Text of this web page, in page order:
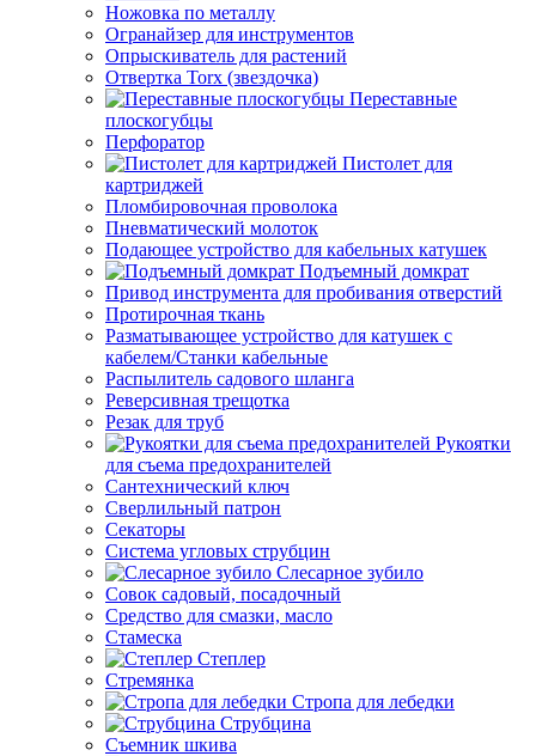
Ножовка по металлу
Огранайзер для инструментов
Опрыскиватель для растений
Отвертка Torx (звездочка)
Переставные
плоскогубцы
Перфоратор
Пистолет для
картриджей
Пломбировочная проволока
Пневматический молоток
Подающее устройство для кабельных катушек
Подъемный домкрат
Привод инструмента для пробивания отверстий
Протирочная ткань
Разматывающее устройство для катушек с
кабелем/Станки кабельные
Распылитель садового шланга
Реверсивная трещотка
Резак для труб
Рукоятки
для съема предохранителей
Сантехнический ключ
Сверлильный патрон
Секаторы
Система угловых струбцин
Слесарное зубило
Совок садовый, посадочный
Средство для смазки, масло
Стамеска
Степлер
Стремянка
Стропа для лебедки
Струбцина
Съемник шкива